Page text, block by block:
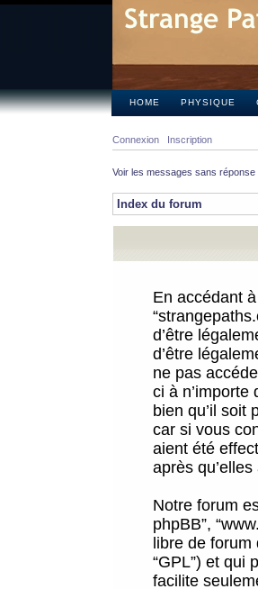
HOME PHYSIQUE
Connexion Inscription
Voir les messages sans réponse
Index du forum
En accédant à
d’être
d’être
ne pas
ci à
bien qu’il soit
car si vous
aient été
après
Notre forum
phpBB”,
libre de
“GPL”) et qui
facilite